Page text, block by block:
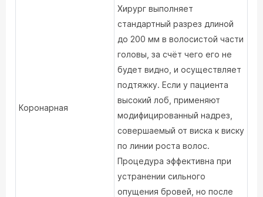
Коронарная
Хирург выполняет
стандартный разрез длиной
до 200 мм в волосистой части
головы, за счёт чего его не
будет видно, и осуществляет
подтяжку. Если у пациента
высокий лоб, применяют
модифицированный надрез,
совершаемый от виска к виску
по линии роста волос.
Процедура эффективна при
устранении сильного
опущения бровей, но после